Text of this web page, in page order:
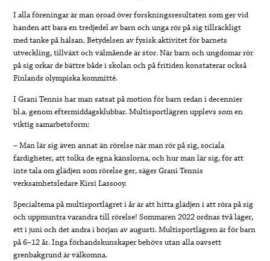
I alla föreningar är man oroad över forskningsresultaten som ger vid
handen att bara en tredjedel av barn och unga rör på sig tillräckligt
med tanke på hälsan. Betydelsen av fysisk aktivitet för barnets
utveckling, tillväxt och välmående är stor. När barn och ungdomar rör
på sig orkar de bättre både i skolan och på fritiden konstaterar också
Finlands olympiska kommitté.
I Grani Tennis har man satsat på motion för barn redan i decennier
bl.a. genom eftermiddagsklubbar. Multisportlägren upplevs som en
viktig samarbetsform:
– Man lär sig även annat än rörelse när man rör på sig, sociala
färdigheter, att tolka de egna känslorna, och hur man lär sig, för att
inte tala om glädjen som rörelse ger, säger Grani Tennis
verksamhetsledare Kirsi Lassooy.
Specialtema på multisportlägret i år är att hitta glädjen i att röra på sig
och uppmuntra varandra till rörelse! Sommaren 2022 ordnas två läger,
ett i juni och det andra i början av augusti. Multisportlägren är för barn
på 6–12 år. Inga förhandskunskaper behövs utan alla oavsett
grenbakgrund är välkomna.